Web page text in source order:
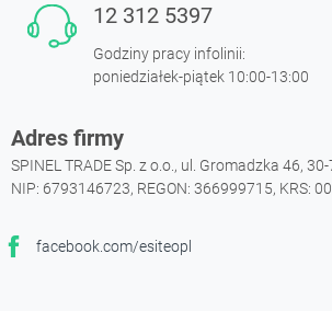
12 312 5397
Godziny pracy infolinii:
poniedziałek-piątek 10:00-13:00
Adres firmy
SPINEL TRADE Sp. z o.o., ul. Gromadzka 46,
NIP: 6793146723, REGON: 366999715, KRS:
facebook.com/esiteopl
Facebook